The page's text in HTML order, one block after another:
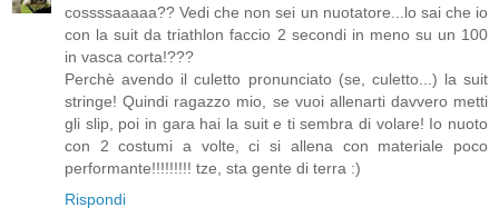
cossssaaaaa?? Vedi che non sei un nuotatore...lo sai che io
con la suit da triathlon faccio 2 secondi in meno su un 100
in vasca corta!???
Perchè avendo il culetto pronunciato (se, culetto...) la suit
stringe! Quindi ragazzo mio, se vuoi allenarti davvero metti
gli slip, poi in gara hai la suit e ti sembra di volare! Io nuoto
con 2 costumi a volte, ci si allena con materiale poco
performante!!!!!!!!! tze, sta gente di terra :)
Rispondi